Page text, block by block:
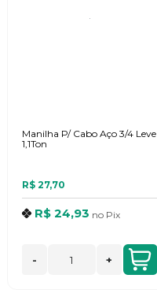
Manilha P/ Cabo Aço 3/4 Leve
1,1Ton
R$ 27,70
R$ 24,93 no Pix
- +